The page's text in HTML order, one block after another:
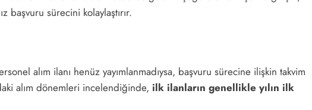
başvuru sürecini kolaylaştırır.
alım ilanı henüz yayımlanmadıysa, başvuru sürecine ilişkin takvim
alım dönemleri incelendiğinde, ilk ilanların genellikle yılın ilk